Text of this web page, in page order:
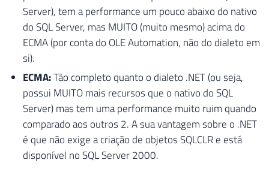
Server), tem a performance um pouco abaixo do nativo
do SQL Server, mas MUITO (muito mesmo) acima do
ECMA (por conta do OLE Automation, não do dialeto em
si).
ECMA:Tão completo quanto o dialeto .NET (ou seja,
possui MUITO mais recursos que o nativo do SQL
Server) mas tem uma performance muito ruim quando
comparado aos outros 2. A sua vantagem sobre o .NET
é que não exige a criação de objetos SQLCLR e está
disponível no SQL Server 2000.